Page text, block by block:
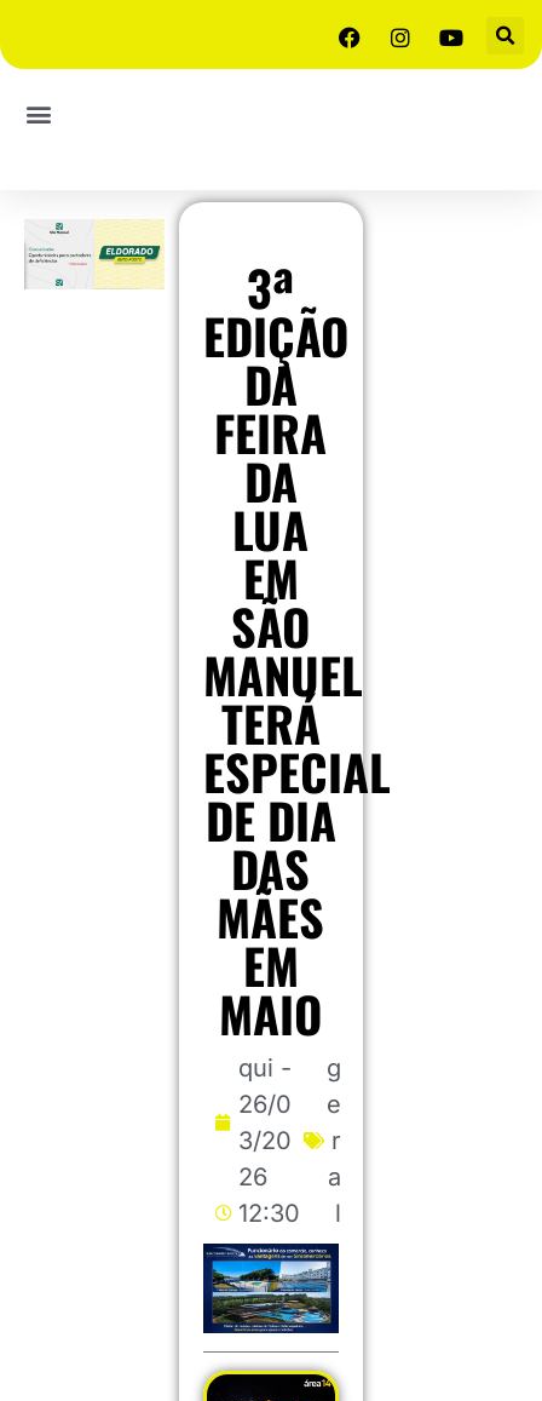
3ª
EDIÇÃO
DA
FEIRA
DA
LUA
EM
SÃO
MANUEL
TERÁ
ESPECIAL
DE DIA
DAS
MÃES
EM
MAIO
qui -
26/0
3/20
26
12:30
g
e
r
a
l